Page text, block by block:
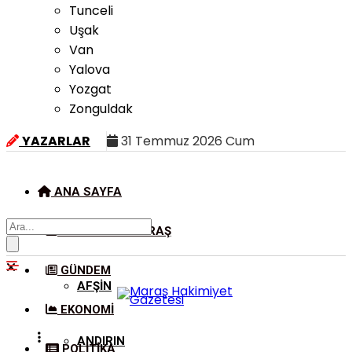
Tunceli
Uşak
Van
Yalova
Yozgat
Zonguldak
YAZARLAR
31 Temmuz 2026 Cum
ANA SAYFA
KAHRAMANMARAŞ
AFŞIN
ANDIRIN
GÜNDEM
EKONOMI
POLITIKA